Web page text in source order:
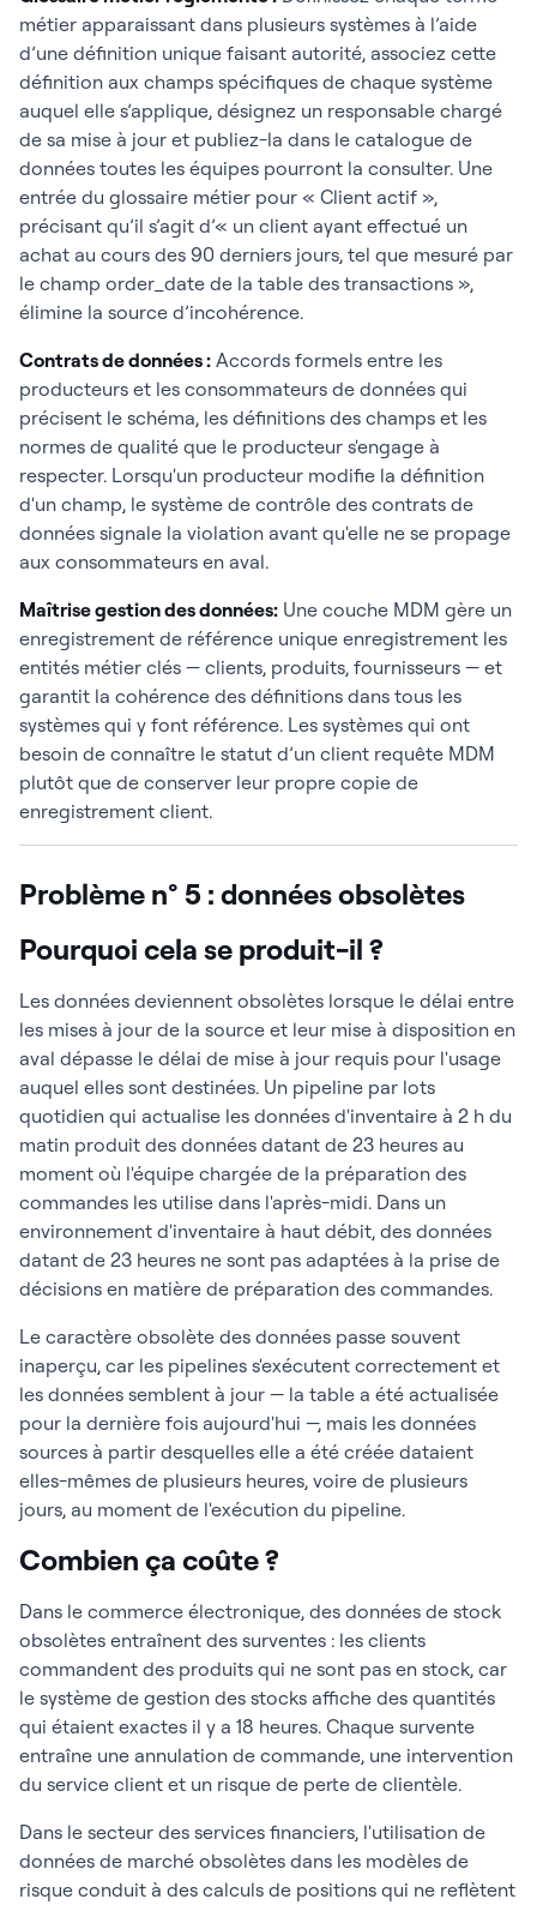
métier apparaissant dans plusieurs systèmes à l’aide
d’une définition unique faisant autorité, associez cette
définition aux champs spécifiques de chaque système
auquel elle s’applique, désignez un responsable chargé
de sa mise à jour et publiez-la dans le catalogue de
données toutes les équipes pourront la consulter. Une
entrée du glossaire métier pour « Client actif »,
précisant qu’il s’agit d’« un client ayant effectué un
achat au cours des 90 derniers jours, tel que mesuré par
le champ order_date de la table des transactions »,
élimine la source d’incohérence.
Contrats de données : Accords formels entre les
producteurs et les consommateurs de données qui
précisent le schéma, les définitions des champs et les
normes de qualité que le producteur s'engage à
respecter. Lorsqu'un producteur modifie la définition
d'un champ, le système de contrôle des contrats de
données signale la violation avant qu'elle ne se propage
aux consommateurs en aval.
Maîtrise gestion des données: Une couche MDM gère un
enregistrement de référence unique enregistrement les
entités métier clés — clients, produits, fournisseurs — et
garantit la cohérence des définitions dans tous les
systèmes qui y font référence. Les systèmes qui ont
besoin de connaître le statut d’un client requête MDM
plutôt que de conserver leur propre copie de
enregistrement client.
Problème n° 5 : données obsolètes
Pourquoi cela se produit-il ?
Les données deviennent obsolètes lorsque le délai entre
les mises à jour de la source et leur mise à disposition en
aval dépasse le délai de mise à jour requis pour l'usage
auquel elles sont destinées. Un pipeline par lots
quotidien qui actualise les données d'inventaire à 2 h du
matin produit des données datant de 23 heures au
moment où l'équipe chargée de la préparation des
commandes les utilise dans l'après-midi. Dans un
environnement d'inventaire à haut débit, des données
datant de 23 heures ne sont pas adaptées à la prise de
décisions en matière de préparation des commandes.
Le caractère obsolète des données passe souvent
inaperçu, car les pipelines s'exécutent correctement et
les données semblent à jour — la table a été actualisée
pour la dernière fois aujourd'hui —, mais les données
sources à partir desquelles elle a été créée dataient
elles-mêmes de plusieurs heures, voire de plusieurs
jours, au moment de l'exécution du pipeline.
Combien ça coûte ?
Dans le commerce électronique, des données de stock
obsolètes entraînent des surventes : les clients
commandent des produits qui ne sont pas en stock, car
le système de gestion des stocks affiche des quantités
qui étaient exactes il y a 18 heures. Chaque survente
entraîne une annulation de commande, une intervention
du service client et un risque de perte de clientèle.
Dans le secteur des services financiers, l'utilisation de
données de marché obsolètes dans les modèles de
risque conduit à des calculs de positions qui ne reflètent